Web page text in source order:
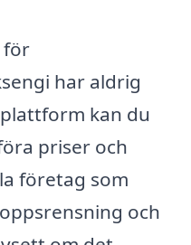
för
har aldrig
kan du
priser och
företag som
och